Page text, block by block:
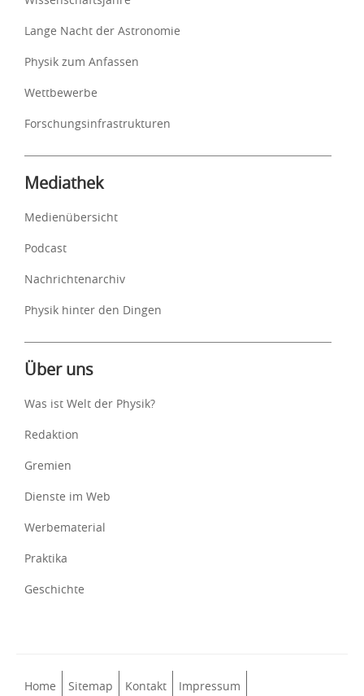
Lange Nacht der Astronomie
Physik zum Anfassen
Wettbewerbe
Forschungsinfrastrukturen
Mediathek
Medienübersicht
Podcast
Nachrichtenarchiv
Physik hinter den Dingen
Über uns
Was ist Welt der Physik?
Redaktion
Gremien
Dienste im Web
Werbematerial
Praktika
Geschichte
Home Sitemap Kontakt Impressum